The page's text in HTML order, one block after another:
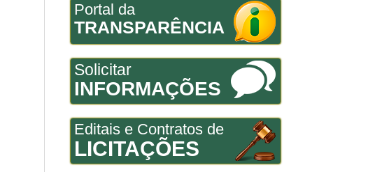
Portal da
TRANSPARÊNCIA
Solicitar
INFORMAÇÕES
Editais e Contratos de
LICITAÇÕES